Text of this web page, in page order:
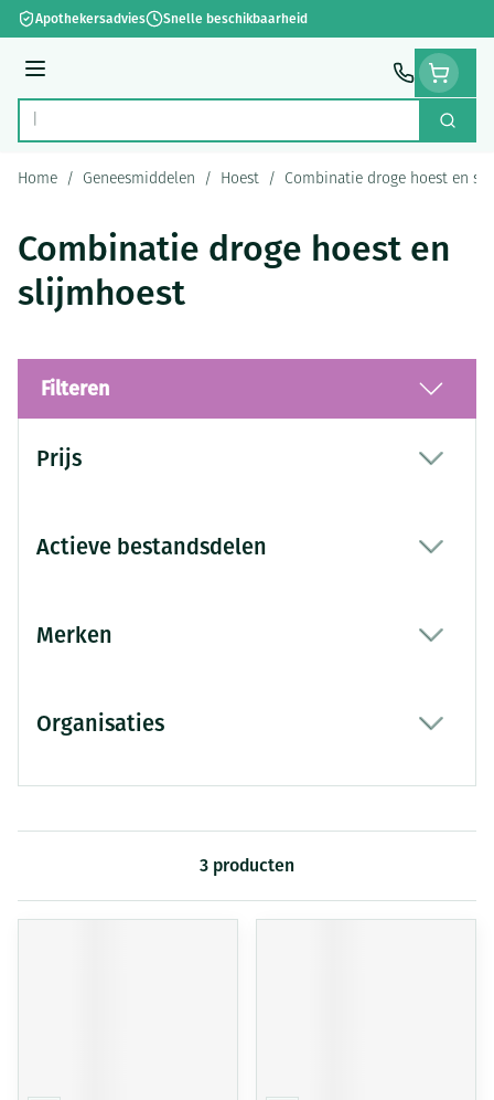
Ga naar de inhoud
Apothekersadvies Snelle beschikbaarheid
Menu
Product, merk, categorie... Zoek
Home / Geneesmiddelen / Hoest / Combinatie droge hoest en
Combinatie droge hoest en
slijmhoest
Filteren
Prijs
Actieve bestandsdelen
Merken
Organisaties
3 producten